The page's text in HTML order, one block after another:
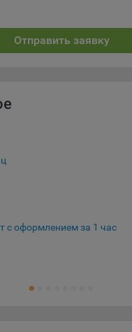
Отправить заявку
с оформлением за 1 час